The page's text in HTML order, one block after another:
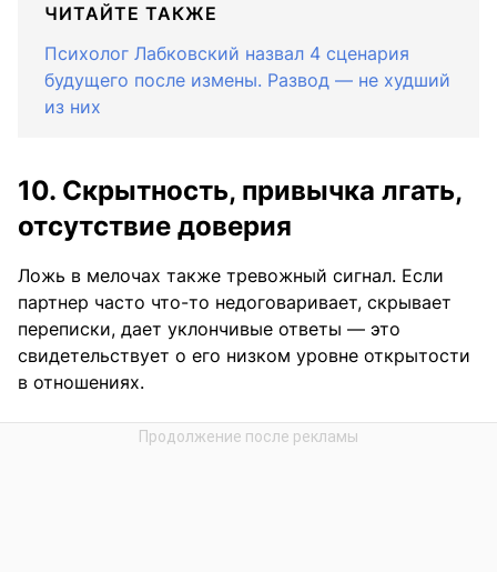
ЧИТАЙТЕ ТАКЖЕ
Психолог Лабковский назвал 4 сценария
будущего после измены. Развод — не худший
из них
10. Скрытность, привычка лгать,
отсутствие доверия
Ложь в мелочах также тревожный сигнал. Если
партнер часто что-то недоговаривает, скрывает
переписки, дает уклончивые ответы — это
свидетельствует о его низком уровне открытости
в отношениях.